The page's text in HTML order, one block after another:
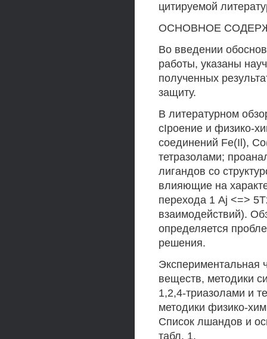
цитируемой
ОСНОВНОЕ
Во введении
работы, указаны
полученных
защиту.
В литературном
сIроение и физико-
соединений Fe(Il),
тетразолами;
лигандов со
влияющие на
перехода 1 Aj <=>
взаимодействий).
определяется
решения.
Экспериментальная
веществ, методики
1,2,4-триазолами и
методики физико-
Список лшандов и
табл. 1.